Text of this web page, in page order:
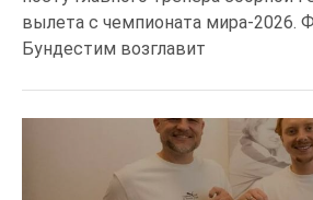
вылета с чемпионата мира-2026.
Бундестим возглавит